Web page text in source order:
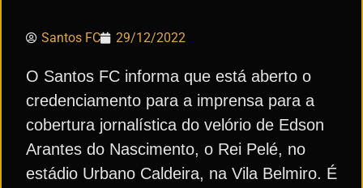
Santos FC 29/12/2022
O Santos FC informa que está aberto o
credenciamento para a imprensa para a
cobertura jornalística do velório de Edson
Arantes do Nascimento, o Rei Pelé, no
estádio Urbano Caldeira, na Vila Belmiro. É